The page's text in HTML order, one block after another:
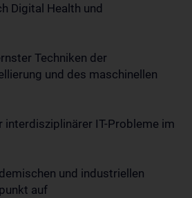
Digital Health und
Techniken der
und des maschinellen
interdisziplinärer IT-Probleme im
und industriellen
auf